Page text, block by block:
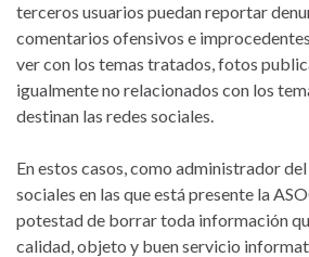
terceros usuarios puedan reportar
comentarios ofensivos e
ver con los temas tratados, fotos
igualmente no relacionados con los
destinan las redes sociales.
En estos casos, como administrador
sociales en las que está presente la
potestad de borrar toda información
calidad, objeto y buen servicio